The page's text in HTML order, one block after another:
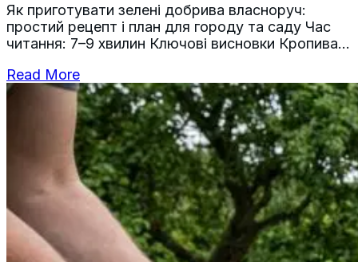
Як приготувати зелені добрива власноруч:
простий рецепт і план для городу та саду Час
читання: 7–9 хвилин Ключові висновки Кропива,
найпростіша й найдоступніша сировина
Read More